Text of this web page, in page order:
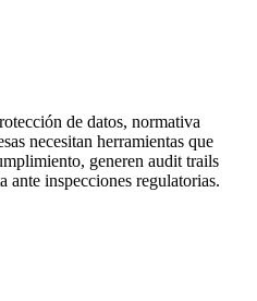
de datos, normativa
necesitan herramientas que
generen audit trails
ante inspecciones regulatorias.